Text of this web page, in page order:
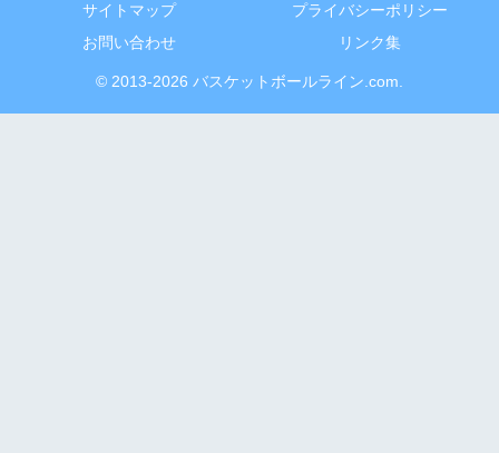
サイトマップ
プライバシーポリシー
お問い合わせ
リンク集
© 2013-2026 バスケットボールライン.com.